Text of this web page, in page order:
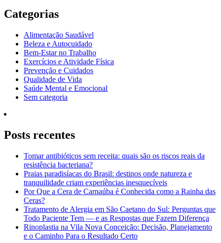
Categorias
Alimentação Saudável
Beleza e Autocuidado
Bem-Estar no Trabalho
Exercícios e Atividade Física
Prevenção e Cuidados
Qualidade de Vida
Saúde Mental e Emocional
Sem categoria
Posts recentes
Tomar antibióticos sem receita: quais são os riscos reais da
resistência bacteriana?
Praias paradisíacas do Brasil: destinos onde natureza e
tranquilidade criam experiências inesquecíveis
Por Que a Cera de Carnaúba é Conhecida como a Rainha das
Ceras?
Tratamento de Alergia em São Caetano do Sul: Perguntas que
Todo Paciente Tem — e as Respostas que Fazem Diferença
Rinoplastia na Vila Nova Conceição: Decisão, Planejamento
e o Caminho Para o Resultado Certo